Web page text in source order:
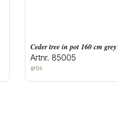
ceder tree in pot 160 cm grey
Artnr. 85005
grijs